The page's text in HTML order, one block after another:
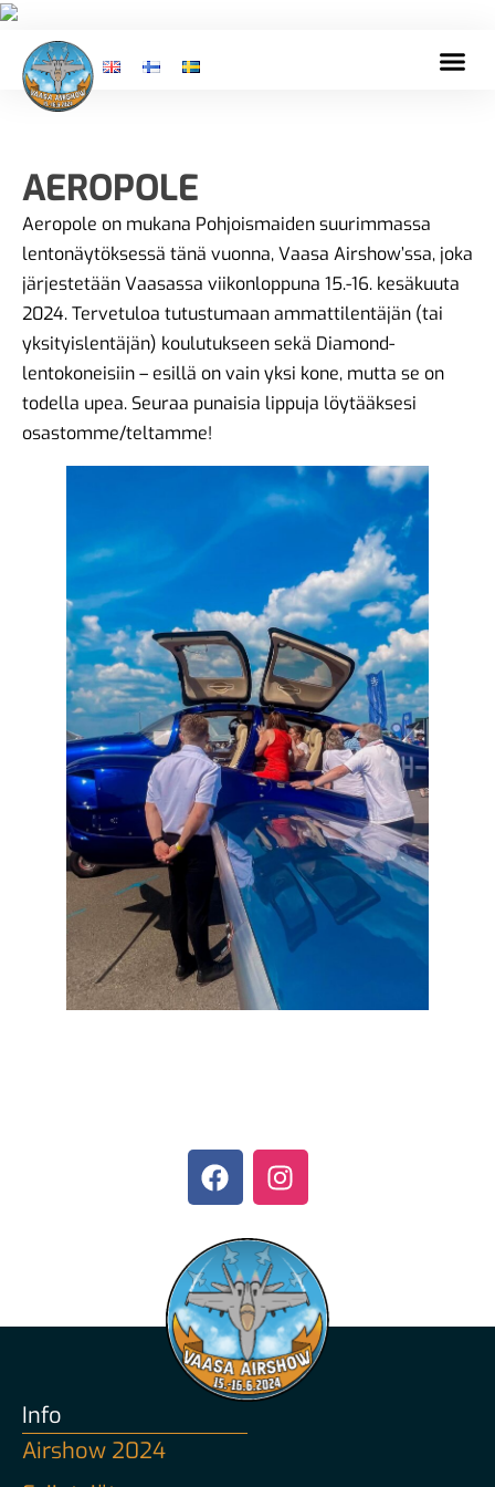
AEROPOLE
Aeropole on mukana Pohjoismaiden suurimmassa
lentonäytöksessä tänä vuonna, Vaasa Airshow’ssa, joka
järjestetään Vaasassa viikonloppuna 15.-16. kesäkuuta
2024. Tervetuloa tutustumaan ammattilentäjän (tai
yksityislentäjän) koulutukseen sekä Diamond-
lentokoneisiin – esillä on vain yksi kone, mutta se on
todella upea. Seuraa punaisia lippuja löytääksesi
osastomme/teltamme!
Info
Airshow 2024